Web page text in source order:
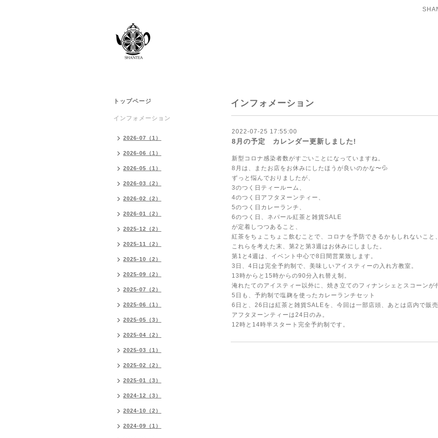
インフォメーション
2022-07-25 17:55:00
8月の予定 カレンダー更新しました!
新型コロナ感染者数がすごいことになっていますね。
8月は、またお店をお休みにしたほうが良いのかな〜💦
ずっと悩んでおりましたが、
3のつく日ティールーム、
4のつく日アフタヌーンティー、
5のつく日カレーランチ、
6のつく日、ネパール紅茶と雑貨SALE
が定着しつつあること、
紅茶をちょこちょこ飲むことで、コロナを予防できるかもしれないこと、
これらを考えた末、第2と第3週はお休みにしました。
第1と4週は、イベント中心で8日間営業致します。
3日、4日は完全予約制で、美味しいアイスティーの入れ方教室。
13時からと15時からの90分入れ替え制。
淹れたてのアイスティー以外に、焼き立てのフィナンシェとスコーンが
5日も、予約制で塩麹を使ったカレーランチセット
6日と、26日は紅茶と雑貨SALEを、今回は一部店頭、あとは店内で販売
アフタヌーンティーは24日のみ。
12時と14時半スタート完全予約制です。
トップページ
インフォメーション
2026-07（1）
2026-06（1）
2026-05（1）
2026-03（2）
2026-02（2）
2026-01（2）
2025-12（2）
2025-11（2）
2025-10（2）
2025-09（2）
2025-07（2）
2025-06（1）
2025-05（3）
2025-04（2）
2025-03（1）
2025-02（2）
2025-01（3）
2024-12（3）
2024-10（2）
2024-09（1）